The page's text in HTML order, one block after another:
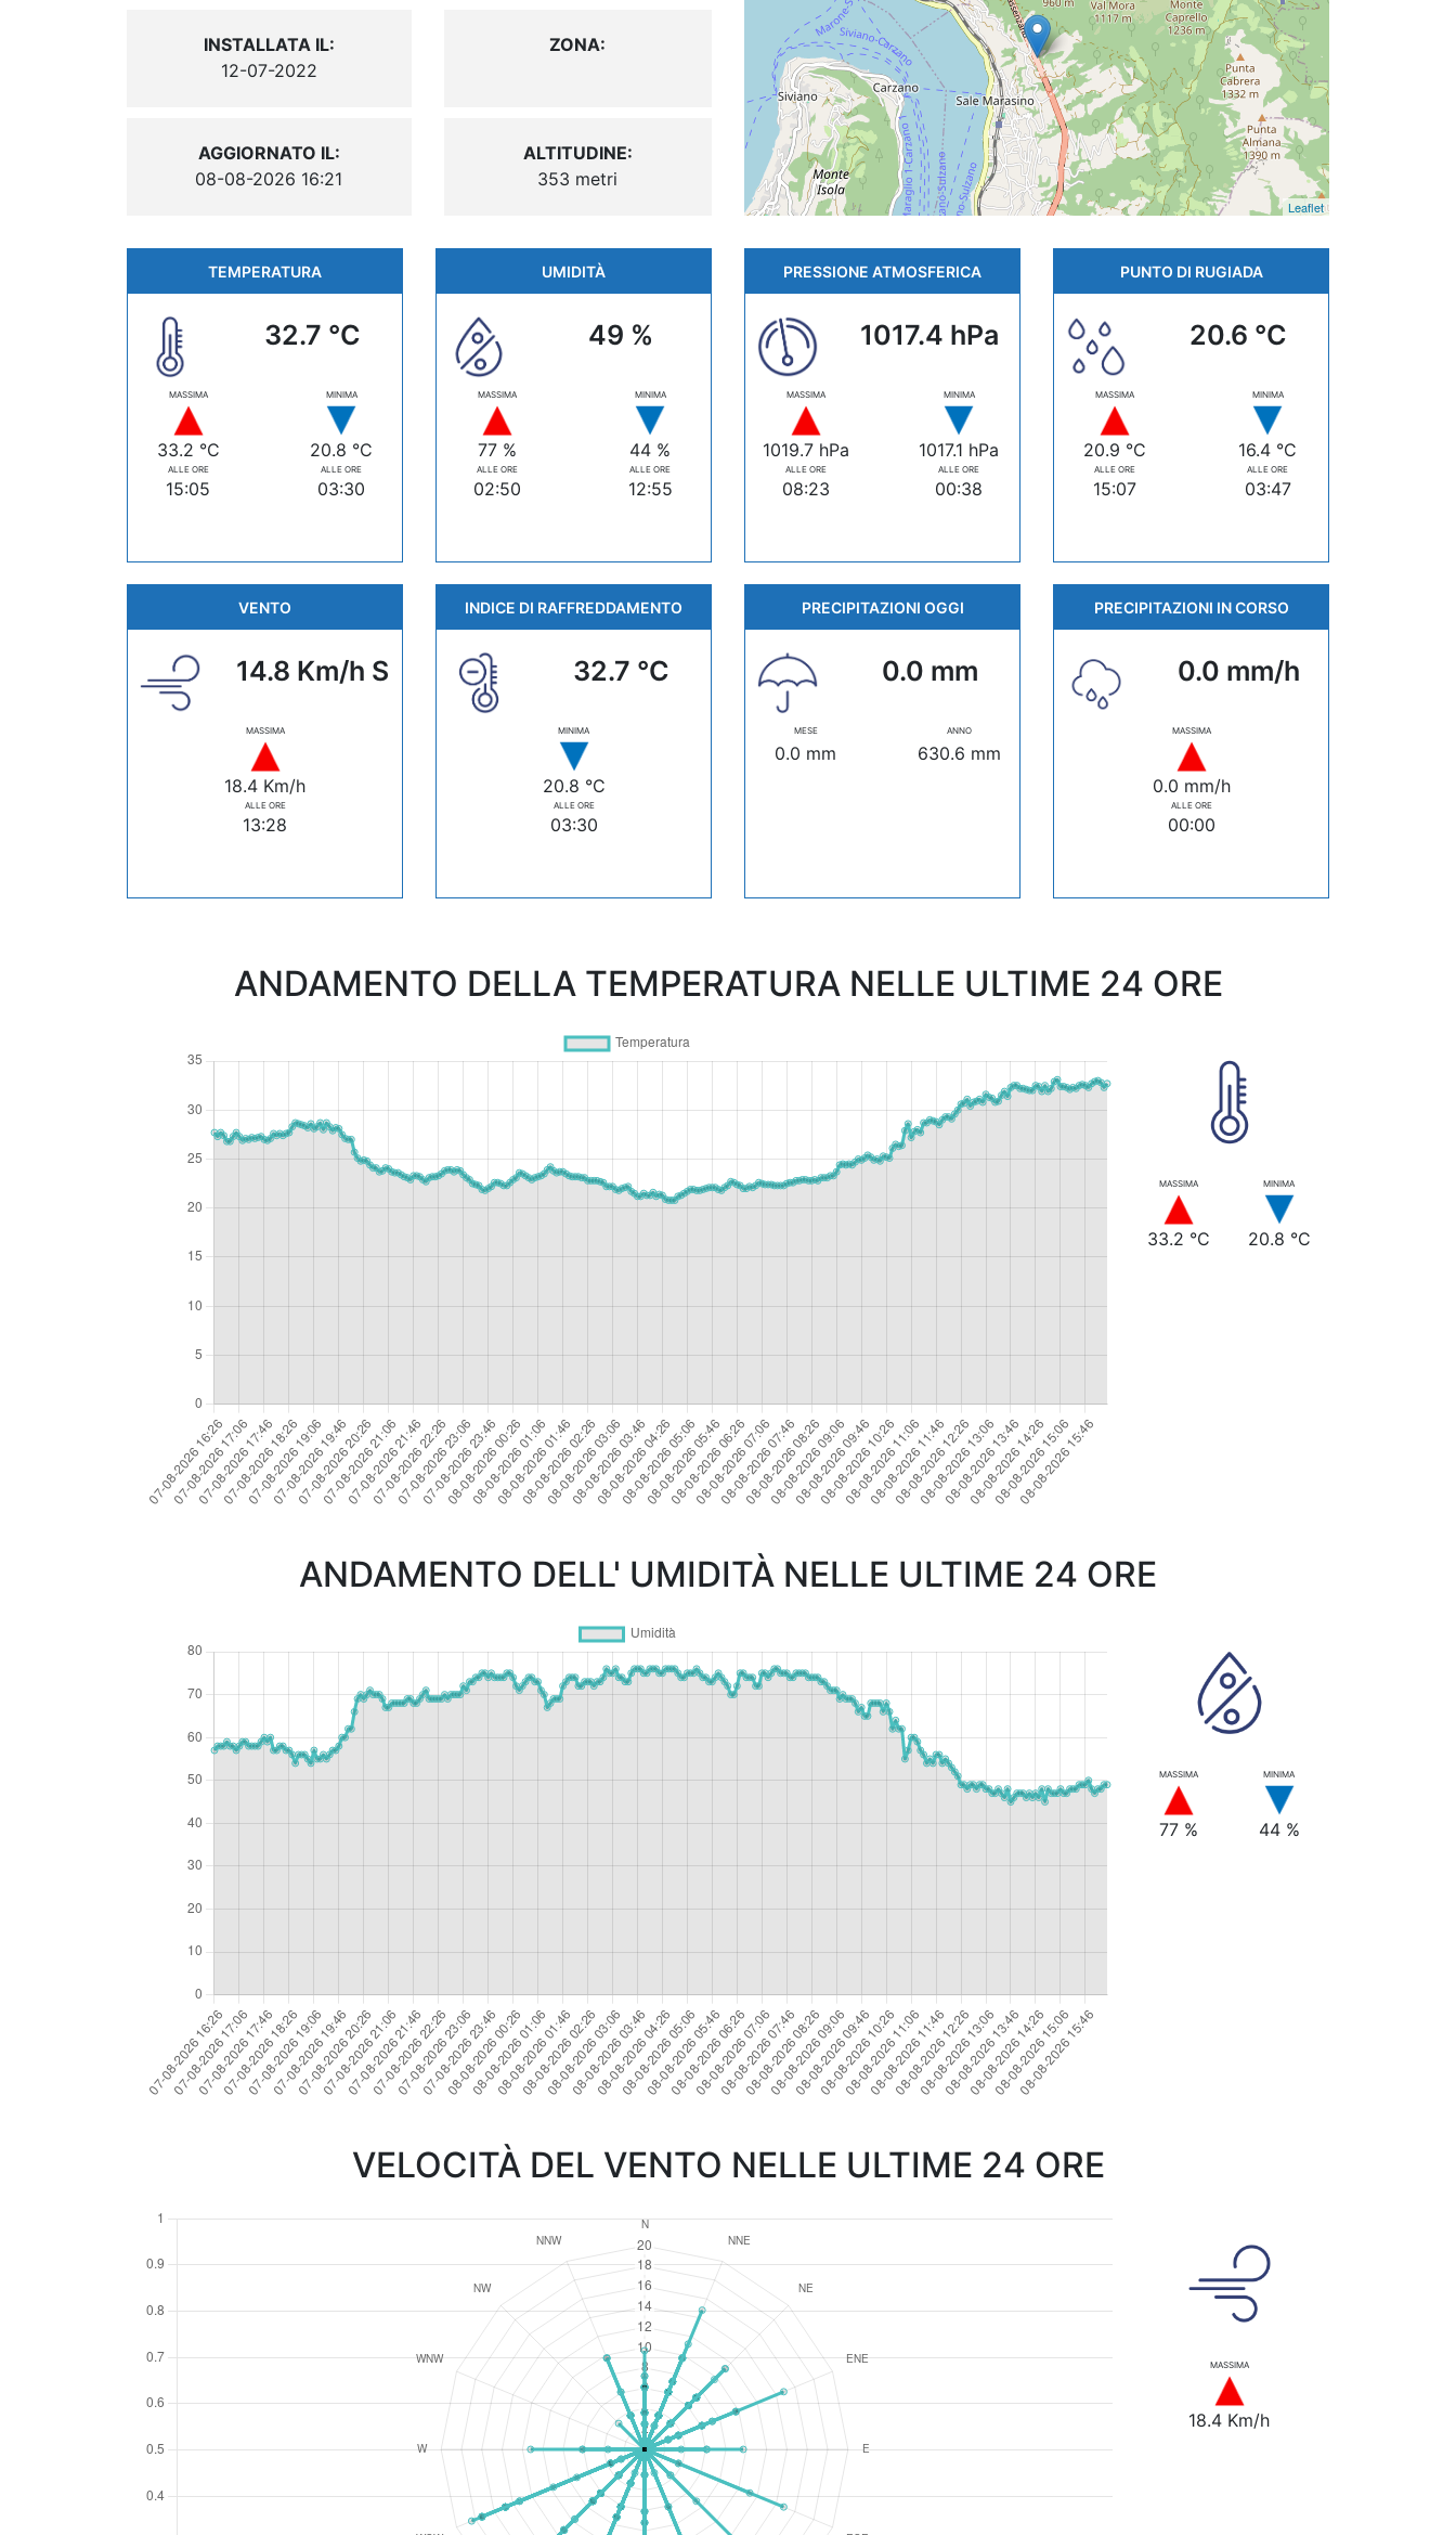
INSTALLATA IL:
12-07-2022
AGGIORNATO IL:
08-08-2026 16:21
ZONA:
ALTITUDINE:
353 metri
Leaflet
TEMPERATURA
32.7 °C
MASSIMA
33.2 °C
ALLE ORE
15:05
MINIMA
20.8 °C
ALLE ORE
03:30
UMIDITÀ
49 %
MASSIMA
77 %
ALLE ORE
02:50
MINIMA
44 %
ALLE ORE
12:55
PRESSIONE ATMOSFERICA
1017.4 hPa
MASSIMA
1019.7 hPa
ALLE ORE
08:23
MINIMA
1017.1 hPa
ALLE ORE
00:38
PUNTO DI RUGIADA
20.6 °C
MASSIMA
20.9 °C
ALLE ORE
15:07
MINIMA
16.4 °C
ALLE ORE
03:47
VENTO
14.8 Km/h S
MASSIMA
18.4 Km/h
ALLE ORE
13:28
INDICE DI RAFFREDDAMENTO
32.7 °C
MINIMA
20.8 °C
ALLE ORE
03:30
PRECIPITAZIONI OGGI
0.0 mm
MESE
0.0 mm
ANNO
630.6 mm
PRECIPITAZIONI IN CORSO
0.0 mm/h
MASSIMA
0.0 mm/h
ALLE ORE
00:00
ANDAMENTO DELLA TEMPERATURA NELLE ULTIME 24 ORE
MASSIMA
33.2 °C
MINIMA
20.8 °C
ANDAMENTO DELL' UMIDITÀ NELLE ULTIME 24 ORE
MASSIMA
77 %
MINIMA
44 %
VELOCITÀ DEL VENTO NELLE ULTIME 24 ORE
MASSIMA
18.4 Km/h